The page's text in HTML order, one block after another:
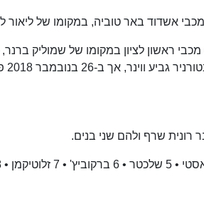
חתם בקבוצת מכבי ראשון לציון במקומו של